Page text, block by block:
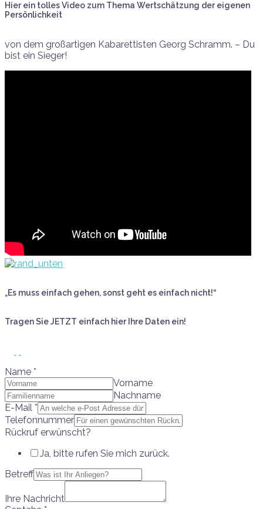
Hier ein tolles Video zum Thema Wertschätzung der eigenen
Persönlichkeit
von dem großartigen Kabarettisten Georg Schramm. – Du
bist ein Sieger!
„Es muss einfach gehen, sonst geht es einfach nicht!“
Tragen Sie JETZT einfach hier Ihre Daten ein!
Name *
Vorname
Nachname
E-Mail *
Telefonnummer
Rückruf erwünscht?
Ja, bitte rufen Sie mich zurück.
Betreff
Ihre Nachricht